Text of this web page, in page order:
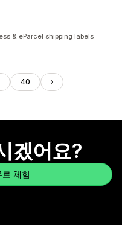
& eParcel shipping labels
40
겠어요?
체험